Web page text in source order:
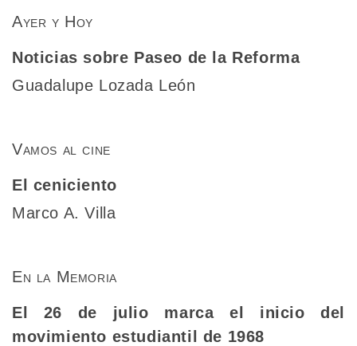
Ayer y Hoy
Noticias sobre Paseo de la Reforma
Guadalupe Lozada León
Vamos al cine
El ceniciento
Marco A. Villa
En la Memoria
El 26 de julio marca el inicio del
movimiento estudiantil de 1968